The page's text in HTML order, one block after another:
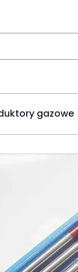
gazowe